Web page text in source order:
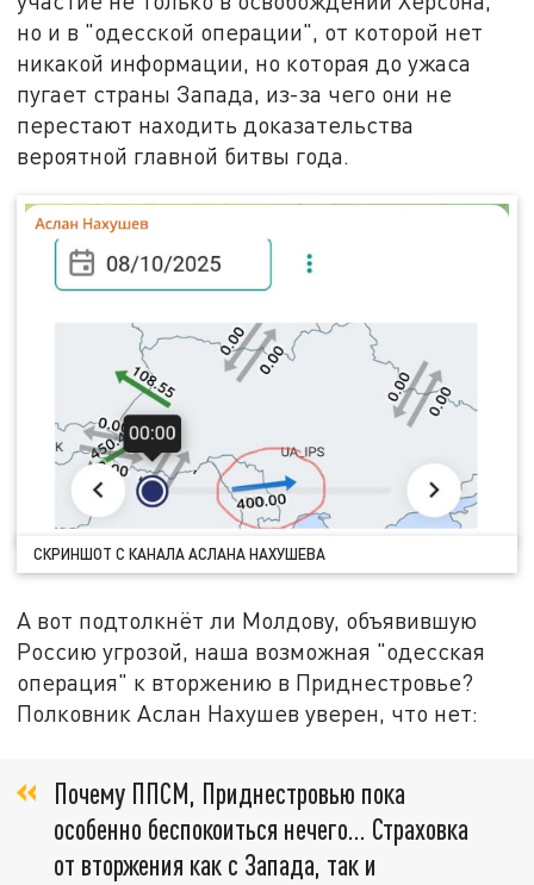
но и в "одесской операции", от которой нет
никакой информации, но которая до ужаса
пугает страны Запада, из-за чего они не
перестают находить доказательства
вероятной главной битвы года.
СКРИНШОТ С КАНАЛА АСЛАНА НАХУШЕВА
А вот подтолкнёт ли Молдову, объявившую
Россию угрозой, наша возможная "одесская
операция" к вторжению в Приднестровье?
Полковник Аслан Нахушев уверен, что нет:
Почему ППСМ, Приднестровью пока
особенно беспокоиться нечего... Страховка
от вторжения как с Запада, так и